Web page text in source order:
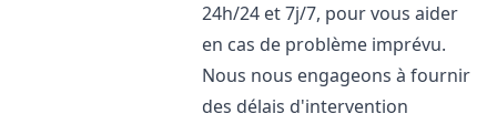
24h/24 et 7j/7, pour vous aider
en cas de problème imprévu.
Nous nous engageons à fournir
des délais d'intervention